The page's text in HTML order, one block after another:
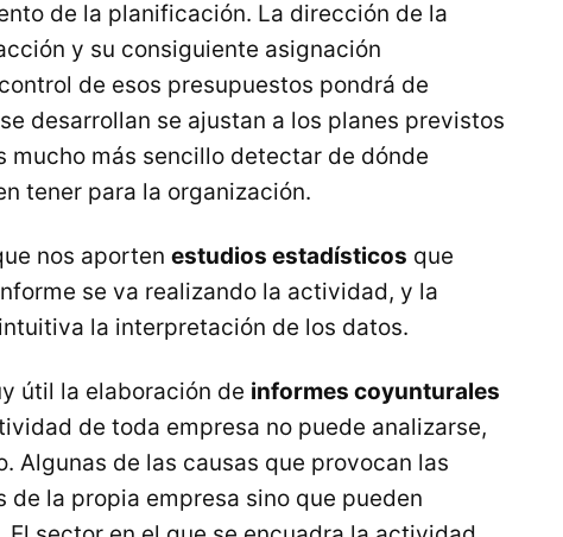
de la planificación. La dirección de la
y su consiguiente asignación
de esos presupuestos pondrá de
desarrollan se ajustan a los planes previstos
mucho más sencillo detectar de dónde
tener para la organización.
nos aporten estudios estadísticos que
se va realizando la actividad, y la
la interpretación de los datos.
útil la elaboración de informes coyunturales
de toda empresa no puede analizarse,
Algunas de las causas que provocan las
la propia empresa sino que pueden